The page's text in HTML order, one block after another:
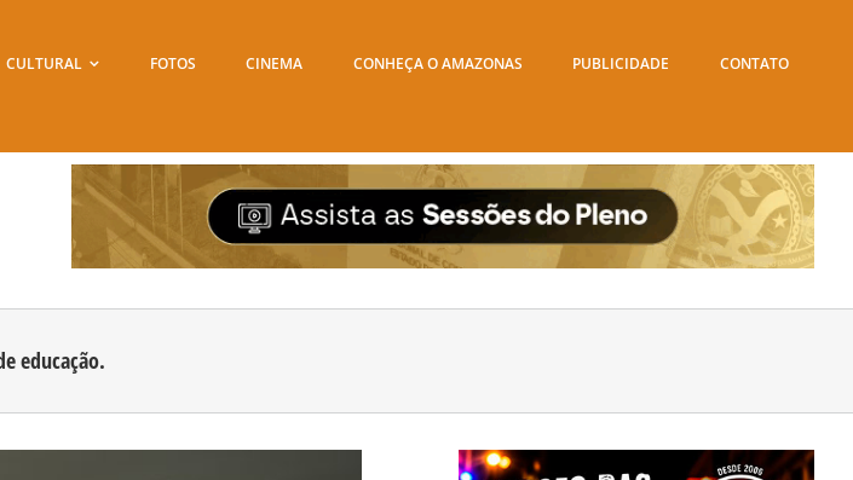
CULTURAL FOTOS CINEMA CONHEÇA O AMAZONAS PUBLICIDADE CONTATO
educação.